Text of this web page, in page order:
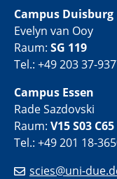
Campus Duisburg
Evelyn van Ooy
Raum: SG 119
Tel.: +49 203 37-
Campus Essen
Rade Sazdovski
Raum: V15 S03 C65
Tel.: +49 201 18-
scies@uni-